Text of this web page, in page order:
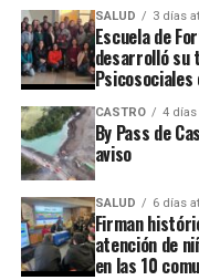
ARTÍCULOS
UP NEXT
Presidenta nombrará
legal
NO TE PIERDAS
Senador Ivan Moreira
exceso al servicio de
SALUD 3 días
Escuela de
desarrolló su
Psicosociales
CASTRO 4 días
By Pass de
aviso
SALUD 6 días
Firman
atención de
en las 10